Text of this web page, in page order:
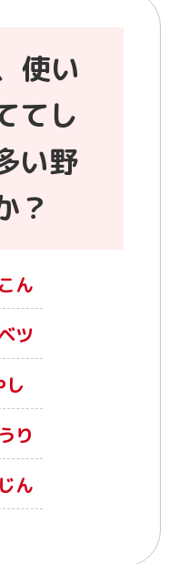
使い
てし
い野
？
ん
ツ
し
り
ん